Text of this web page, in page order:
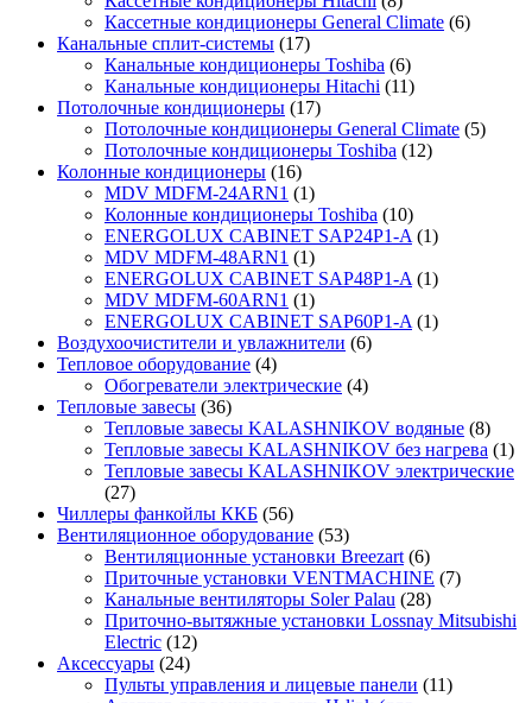
Кассетные кондиционеры General Climate (6)
Канальные сплит-системы (17)
Канальные кондиционеры Toshiba (6)
Канальные кондиционеры Hitachi (11)
Потолочные кондиционеры (17)
Потолочные кондиционеры General Climate (5)
Потолочные кондиционеры Toshiba (12)
Колонные кондиционеры (16)
MDV MDFM-24ARN1 (1)
Колонные кондиционеры Toshiba (10)
ENERGOLUX CABINET SAP24P1-A (1)
MDV MDFM-48ARN1 (1)
ENERGOLUX CABINET SAP48P1-A (1)
MDV MDFM-60ARN1 (1)
ENERGOLUX CABINET SAP60P1-A (1)
Воздухоочистители и увлажнители (6)
Тепловое оборудование (4)
Обогреватели электрические (4)
Тепловые завесы (36)
Тепловые завесы KALASHNIKOV водяные (8)
Тепловые завесы KALASHNIKOV без нагрева (1)
Тепловые завесы KALASHNIKOV электрические
(27)
Чиллеры фанкойлы ККБ (56)
Вентиляционное оборудование (53)
Вентиляционные установки Breezart (6)
Приточные установки VENTMACHINE (7)
Канальные вентиляторы Soler Palau (28)
Приточно-вытяжные установки Lossnay Mitsubishi
Electric (12)
Аксессуары (24)
Пульты управления и лицевые панели (11)